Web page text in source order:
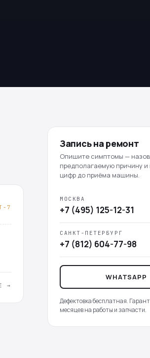
7
→
Запись на ремонт
Опишите симптомы —
предполагаемую причину и
цифр до приёма машины.
МОСКВА
+7 (495) 125-12-31
САНКТ-ПЕТЕРБУРГ
+7 (812) 604-77-98
WHATSAPP
Дефектовка бесплатная.
месяцев на работы и запчасти.